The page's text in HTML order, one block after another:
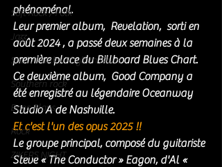
Soft Rock / Folk
Jazz
Soul / Funk / Rhythm Blues
Southern rock
Bons Plans
Rock
ZIKERS NIGHT
phénoménal.
Leur premier album,  Revelation,  sorti en
août 2024 , a passé deux semaines à la
première place du Billboard Blues Chart.
Ce deuxième album,  Good Company a
été enregistré au légendaire Oceanway
Studio A de Nashville.
Et c'est l'un des opus 2025 !!
Le groupe principal, composé du guitariste
Steve « The Conductor » Eagon, d'Al «